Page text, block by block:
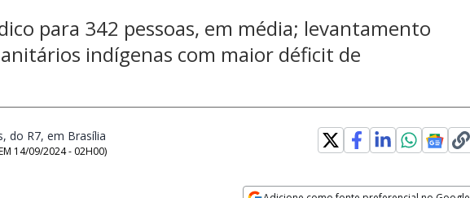
para 342 pessoas, em média; levantamento
indígenas com maior déficit de
do R7, em Brasília
14/09/2024 - 02H00)